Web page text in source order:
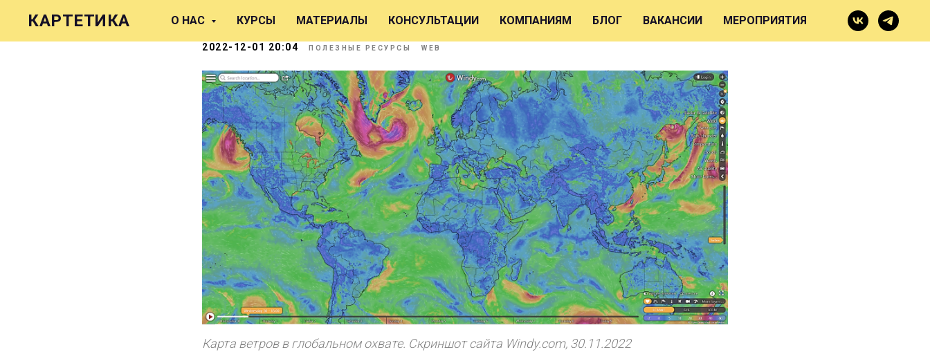
КАРТЕТИКА О НАС КУРСЫ МАТЕРИАЛЫ КОНСУЛЬТАЦИИ КОМПАНИЯМ БЛОГ ВАКАНСИИ МЕРОПРИЯТИЯ
Windy – карта ветров и приливов
2022-12-01 20:04 ПОЛЕЗНЫЕ РЕСУРСЫ WEB
Карта ветров в глобальном охвате. Скриншот сайта Windy.com, 30.11.2022